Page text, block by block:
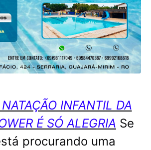
INFANTIL DA
É SÓ ALEGRIA Se
procurando uma